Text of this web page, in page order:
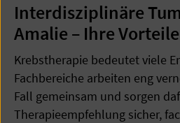
Interdisziplinäre
Amalie – Ihre Vorteile
Krebstherapie bedeutet viele
Fachbereiche arbeiten eng
Fall gemeinsam und sorgen
Therapieempfehlung sicher,